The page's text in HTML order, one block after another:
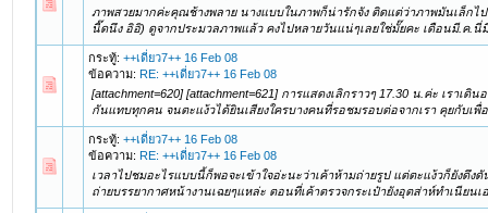
ภาพสวยมากค่ะคุณช้างพลาย นางแบบในภาพก็น่ารักจัง ติดแต่ว่าภาพมันเล็กไ
นี๊ดนึง อิอิ) ดูจากประมวลภาพแล้ว คงไปหลายวันแน่ๆเลยใช่มั๊ยคะ เดือนมี.ค.นี่
กระทู้:++เดี่ยว7++ 16 Feb 08
ข้อความ:RE: ++เดี่ยว7++ 16 Feb 08
[attachment=620] [attachment=621] การแสดงเลิกราวๆ 17.30 น.ค่ะ เราเดิ
กันแทบทุกคน จนตะแง้วได้ยินเสียงใครบางคนที่รอชมรอบต่อจากเรา คุยกับเ
กระทู้:++เดี่ยว7++ 16 Feb 08
ข้อความ:RE: ++เดี่ยว7++ 16 Feb 08
เวลาไปชมอะไรแบบนี้ก็พอจะเข้าใจอ่ะนะว่าเค้าห้ามถ่ายรูป แต่ตะแง้วก็ยังดึงดั
ถ่ายบรรยากาศหน้างานเฉยๆแหล่ะ ตอนที่เค้าตรวจกระเป๋ายังอุตส่าห์ทำเนียน